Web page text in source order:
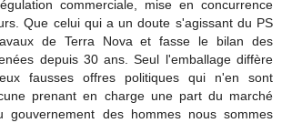
commerciale, mise en concurrence
Que celui qui a un doute s'agissant du PS
de Terra Nova et fasse le bilan des
depuis 30 ans. Seul l'emballage diffère
fausses offres politiques qui n'en sont
prenant en charge une part du marché
gouvernement des hommes nous sommes